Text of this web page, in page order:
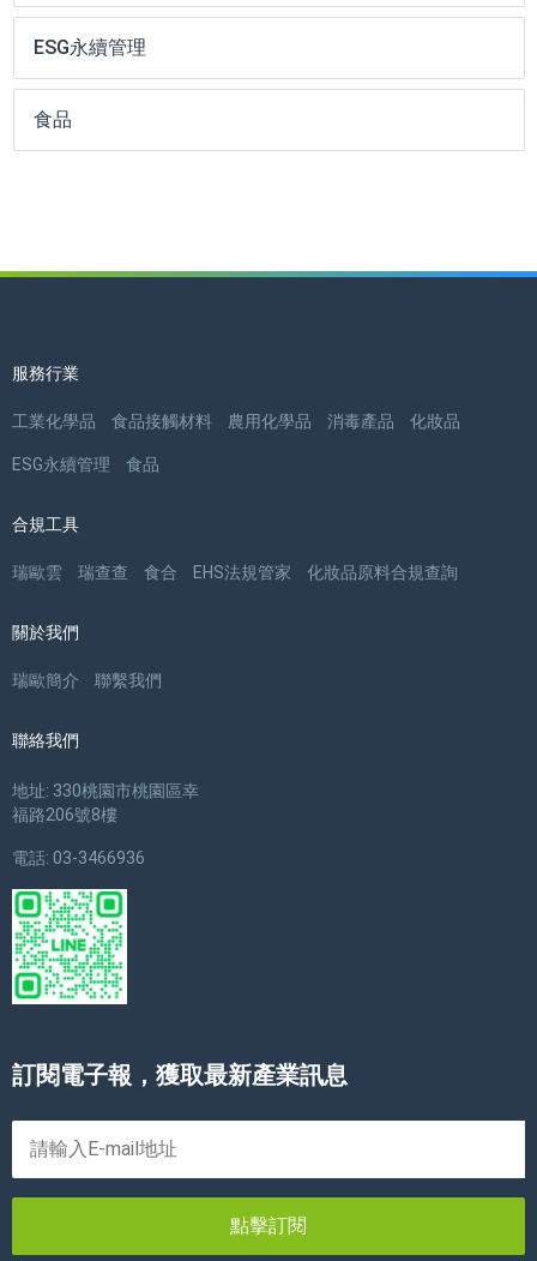
ESG永續管理
食品
服務行業
工業化學品 食品接觸材料 農用化學品 消毒產品 化妝品
ESG永續管理 食品
合規工具
瑞歐雲 瑞查查 食合 EHS法規管家 化妝品原料合規查詢
關於我們
瑞歐簡介 聯繫我們
聯絡我們
地址: 330桃園市桃園區幸
福路206號8樓
電話: 03-3466936
訂閱電子報，獲取最新產業訊息
點擊訂閱